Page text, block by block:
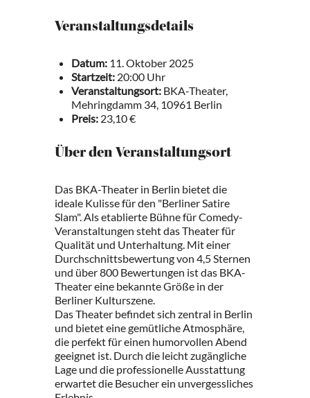
Veranstaltungsdetails
Datum: 11. Oktober 2025
Startzeit: 20:00 Uhr
Veranstaltungsort: BKA-Theater,
Mehringdamm 34, 10961 Berlin
Preis: 23,10 €
Über den Veranstaltungsort
Das BKA-Theater in Berlin bietet die
ideale Kulisse für den "Berliner Satire
Slam". Als etablierte Bühne für Comedy-
Veranstaltungen steht das Theater für
Qualität und Unterhaltung. Mit einer
Durchschnittsbewertung von 4,5 Sternen
und über 800 Bewertungen ist das BKA-
Theater eine bekannte Größe in der
Berliner Kulturszene.
Das Theater befindet sich zentral in Berlin
und bietet eine gemütliche Atmosphäre,
die perfekt für einen humorvollen Abend
geeignet ist. Durch die leicht zugängliche
Lage und die professionelle Ausstattung
erwartet die Besucher ein unvergessliches